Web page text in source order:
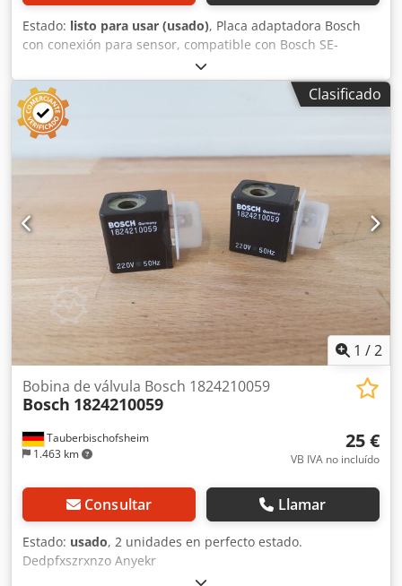
Estado: listo para usar (usado), Placa adaptadora Bosch
con conexión para sensor, compatible con Bosch SE-
LB3.075.030-00.000 / Sensor rotatorio ERN 221.2133-1000.
Artículo usado, en buen estado de conservación, 100 %
funcional. El alcance del suministro se indica en las fotos.
Dsdpfjzr Dc Dox Anyokr
Clasificado
1 /2
Tauberbischofsheim
1.463 km
Bobina de válvula Bosch 1824210059
Bosch 1824210059
25 €
VB IVA no incluído
Consultar Llamar
Estado: usado, 2 unidades en perfecto estado.
Dedpfxszrxnzo Anyekr